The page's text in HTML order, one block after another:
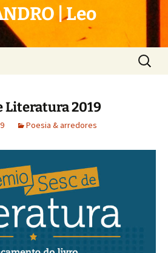
| Leo
por:
Literatura 2019
Poesia & arredores